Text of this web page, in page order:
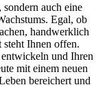
auch eine
Egal, ob
handwerklich
Ihnen offen.
und Ihren
mit einem neuen
bereichert und